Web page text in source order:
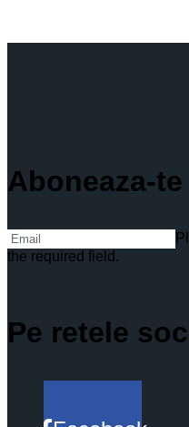
Aboneaza-
the required field.
Pe retele